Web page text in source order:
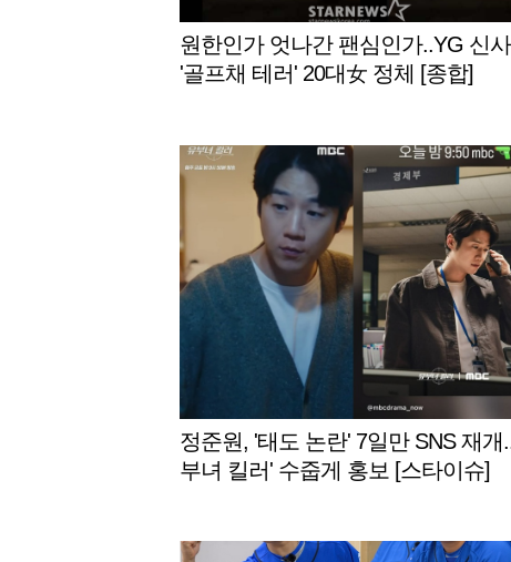
원한인가 엇나간 팬심인가..YG 신
'골프채 테러' 20대女 정체 [종합]
정준원, '태도 논란' 7일만 SNS 재개
부녀 킬러' 수줍게 홍보 [스타이슈]